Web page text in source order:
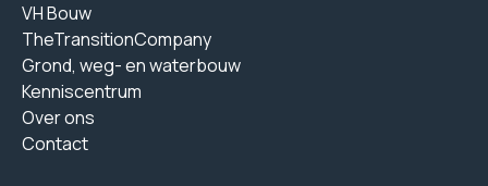
VH Bouw
TheTransitionCompany
Grond, weg- en waterbouw
Kenniscentrum
Over ons
Contact